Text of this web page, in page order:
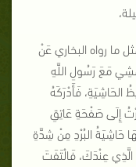
ما رواه البخاري عَنْ
مَعَ رَسُولِ اللَّهِ
الحَاشِيَةِ، فَأَدْرَكَهُ
إِلَى صَفْحَةِ عَاتِقِ
حَاشِيَةُ البُرْدِ مِنْ شِدَّةِ
الَّذِي عِنْدَكَ، فَالْتَفَتَ